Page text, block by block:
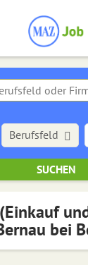
Berufsfeld
bei